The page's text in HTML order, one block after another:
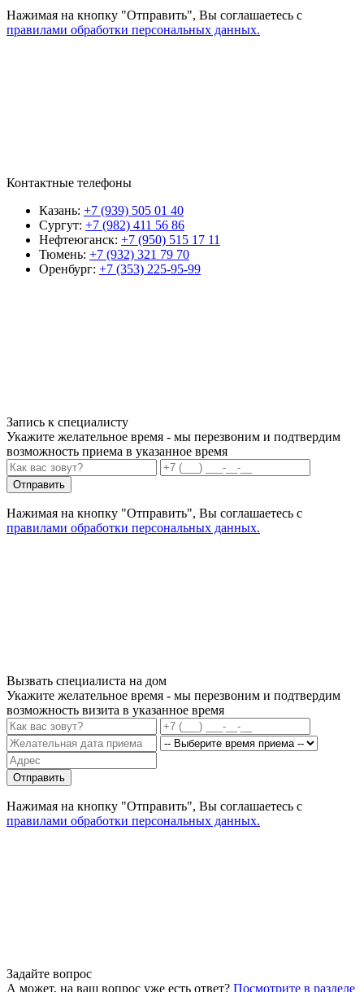
Нажимая на кнопку "Отправить", Вы соглашаетесь с
правилами обработки персональных данных.
Контактные телефоны
Казань: +7 (939) 505 01 40
Сургут: +7 (982) 411 56 86
Нефтеюганск: +7 (950) 515 17 11
Тюмень: +7 (932) 321 79 70
Оренбург: +7 (353) 225-95-99
Запись к специалисту
Укажите желательное время - мы перезвоним и подтвердим
возможность приема в указанное время
Отправить
Нажимая на кнопку "Отправить", Вы соглашаетесь с
правилами обработки персональных данных.
Вызвать специалиста на дом
Укажите желательное время - мы перезвоним и подтвердим
возможность визита в указанное время
Отправить
Нажимая на кнопку "Отправить", Вы соглашаетесь с
правилами обработки персональных данных.
Задайте вопрос
А может, на ваш вопрос уже есть ответ? Посмотрите в разделе